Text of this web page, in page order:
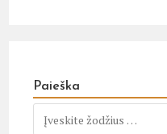
Paieška